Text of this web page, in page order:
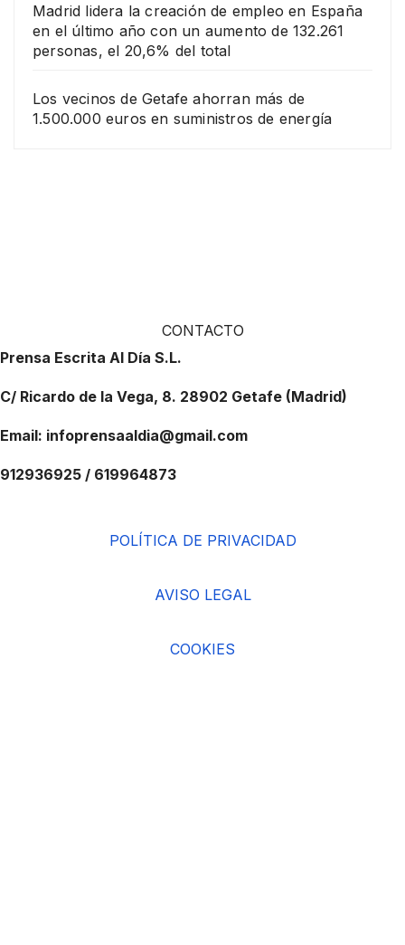
Madrid lidera la creación de empleo en España
en el último año con un aumento de 132.261
personas, el 20,6% del total
Los vecinos de Getafe ahorran más de
1.500.000 euros en suministros de energía
CONTACTO
Prensa Escrita Al Día S.L.
C/ Ricardo de la Vega, 8. 28902 Getafe (Madrid)
Email: infoprensaaldia@gmail.com
912936925 / 619964873
POLÍTICA DE PRIVACIDAD
AVISO LEGAL
COOKIES